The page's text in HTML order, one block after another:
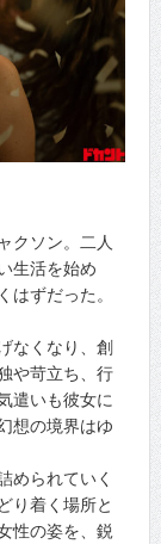
クソン。二人
生活を始め
ずだった。
なくなり、創
や苛立ち、行
遣いも彼女に
想の境界はゆ
められていく
り着く場所と
性の姿を、鋭